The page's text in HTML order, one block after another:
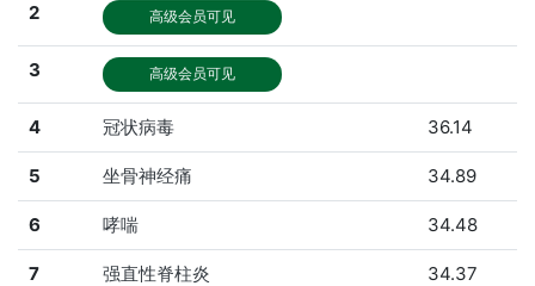
2 高级会员可见
3 高级会员可见
4 冠状病毒 36.14
5 坐骨神经痛 34.89
6 哮喘 34.48
7 强直性脊柱炎 34.37